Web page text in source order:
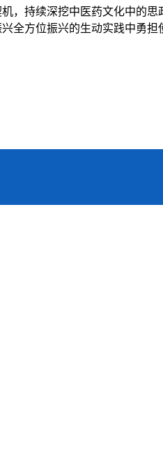
，持续深挖中医药文化中的
全方位振兴的生动实践中勇担